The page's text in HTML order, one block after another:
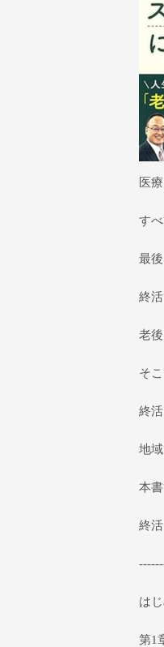
医
す
最
終
老
そ
終
地
本
終
は
第1